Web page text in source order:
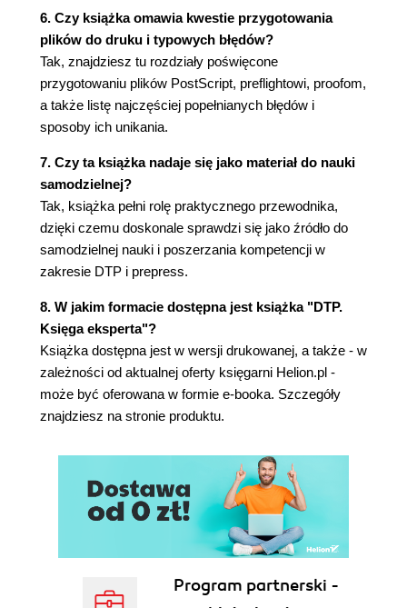
Programy do składu i łamania (252)
Programy antywirusowe (259)
Formaty zapisywania danych (260)
Formaty standardowe ogólnego
przeznaczenia (260)
Formaty wewnętrzne programów (264)
Programy do konwersji formatów plików (266)
Przesyłanie danych (266)
Photo CD (267)
Adobe Extreme (268)
PrintTalk (269)
WYSIWYG (269)
Rozdział 4. Fonty (271)
Pojęcie fontu (272)
Font czy czcionka (272)
Sposoby reprezentacji obrazu pisma przez fonty
(273)
Fonty wektorowe (273)
Fonty wektorowe polimorficzne (273)
Wybór formatu fontu (274)
Fonty TrueType (274)
Fonty Type 1 (274)
Konwersja TrueType na Type 1 (276)
Hinting (278)
6. Czy książka omawia kwestie przygotowania
plików do druku i typowych błędów?
Tak, znajdziesz tu rozdziały poświęcone
przygotowaniu plików PostScript, preflightowi, proofom,
a także listę najczęściej popełnianych błędów i
sposoby ich unikania.
7. Czy ta książka nadaje się jako materiał do nauki
samodzielnej?
Tak, książka pełni rolę praktycznego przewodnika,
dzięki czemu doskonale sprawdzi się jako źródło do
samodzielnej nauki i poszerzania kompetencji w
zakresie DTP i prepress.
8. W jakim formacie dostępna jest książka "DTP.
Księga eksperta"?
Książka dostępna jest w wersji drukowanej, a także - w
zależności od aktualnej oferty księgarni Helion.pl -
może być oferowana w formie e-booka. Szczegóły
znajdziesz na stronie produktu.
Program partnerski -